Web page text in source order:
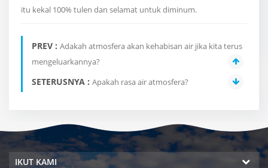
itu kekal 100% tulen dan selamat untuk diminum.
PREV : Adakah atmosfera akan kehabisan air jika kita terus
mengeluarkannya?
SETERUSNYA : Apakah rasa air atmosfera?
IKUT KAMI